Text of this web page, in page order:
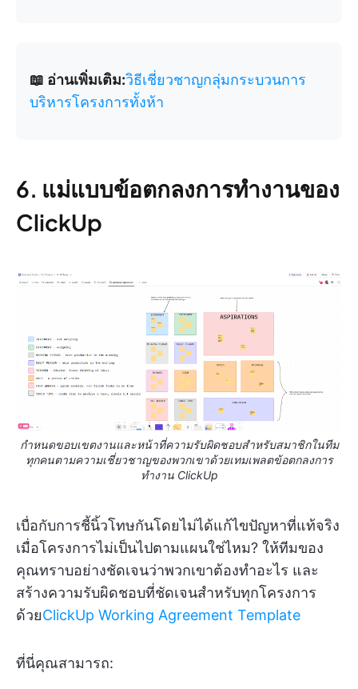
📖 อ่านเพิ่มเติม:วิธีเชี่ยวชาญกลุ่มกระบวนการ
บริหารโครงการทั้งห้า
6. แม่แบบข้อตกลงการทำงานของ
ClickUp
กำหนดขอบเขตงานและหน้าที่ความรับผิดชอบสำหรับสมาชิกในทีม
ทุกคนตามความเชี่ยวชาญของพวกเขาด้วยเทมเพลตข้อตกลงการ
ทำงาน ClickUp
เบื่อกับการชี้นิ้วโทษกันโดยไม่ได้แก้ไขปัญหาที่แท้จริง
เมื่อโครงการไม่เป็นไปตามแผนใช่ไหม? ให้ทีมของ
คุณทราบอย่างชัดเจนว่าพวกเขาต้องทำอะไร และ
สร้างความรับผิดชอบที่ชัดเจนสำหรับทุกโครงการ
ด้วยClickUp Working Agreement Template
ที่นี่คุณสามารถ: